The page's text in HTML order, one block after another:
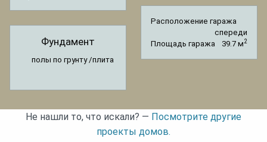
Фундамент
полы по грунту /плита
Расположение гаража
спереди
Площадь гаража
39.7 м2
Не нашли то, что искали? — Посмотрите другие
проекты домов.